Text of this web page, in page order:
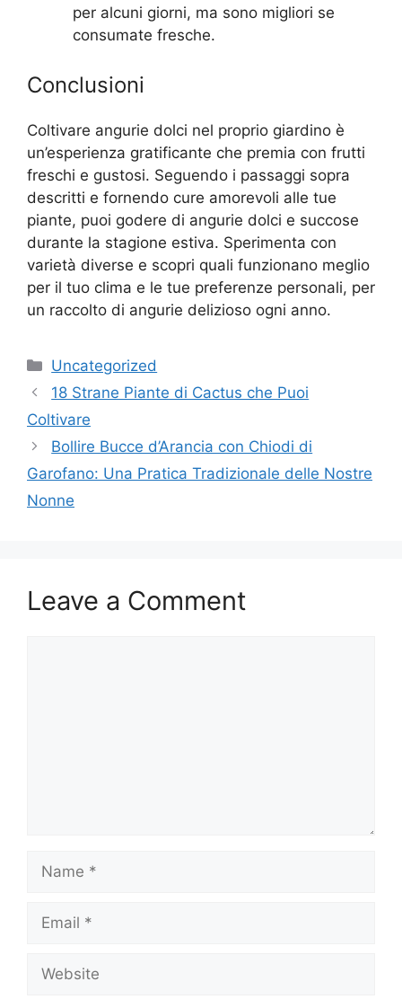
per alcuni giorni, ma sono migliori se
consumate fresche.
Conclusioni
Coltivare angurie dolci nel proprio giardino è
un’esperienza gratificante che premia con frutti
freschi e gustosi. Seguendo i passaggi sopra
descritti e fornendo cure amorevoli alle tue
piante, puoi godere di angurie dolci e succose
durante la stagione estiva. Sperimenta con
varietà diverse e scopri quali funzionano meglio
per il tuo clima e le tue preferenze personali, per
un raccolto di angurie delizioso ogni anno.
Categories
Uncategorized
18 Strane Piante di Cactus che Puoi
Coltivare
Bollire Bucce d’Arancia con Chiodi di
Garofano: Una Pratica Tradizionale delle Nostre
Nonne
Leave a Comment
Name
Email
Website